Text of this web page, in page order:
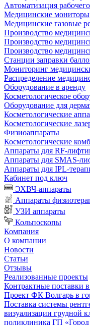
Автоматизация
Медицинские мониторы
Медицинские газовые
Производство
Производство
Производство
Станции заправки
Мониторинг
Распределение
Оборудование в аренду
Косметологическое
Оборудование для
Косметологические
Косметологические
Физиоаппараты
Косметологические
Аппараты для RF-
Аппараты для SMAS-
Аппараты для IPL-
Кабинет под ключ
ЭХВЧ-аппараты
Аппараты
УЗИ аппараты
Кольпоскопы
Компания
О компании
Новости
Статьи
Отзывы
Реализованные проекты
Контрактные поставки
Проект ФК Волгарь в
Поставка системы
визуализации грудной
поликлиника ГП